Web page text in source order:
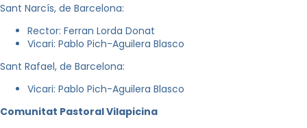
Sant Narcís, de Barcelona:
Rector: Ferran Lorda Donat
Vicari: Pablo Pich-Aguilera Blasco
Sant Rafael, de Barcelona:
Vicari: Pablo Pich-Aguilera Blasco
Comunitat Pastoral Vilapicina